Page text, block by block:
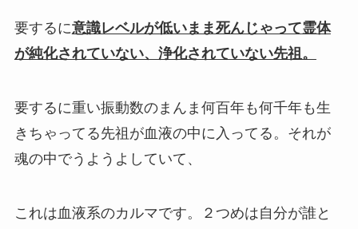
要するに意識レベルが低いまま死んじゃって霊体
が純化されていない、浄化されていない先祖。
要するに重い振動数のまんま何百年も何千年も生
きちゃってる先祖が血液の中に入ってる。 それが
魂の中でうようよしていて、
これは血液系のカルマです。２つめは自分が誰と